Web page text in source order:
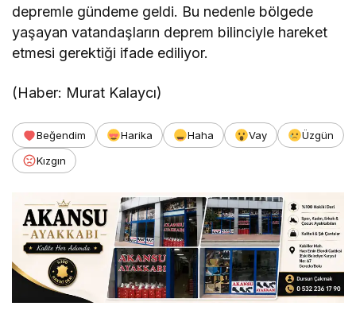
depremle gündeme geldi. Bu nedenle bölgede
yaşayan vatandaşların deprem bilinciyle hareket
etmesi gerektiği ifade ediliyor.
(Haber: Murat Kalaycı)
Beğendim Harika Haha Vay
Üzgün
Kızgın